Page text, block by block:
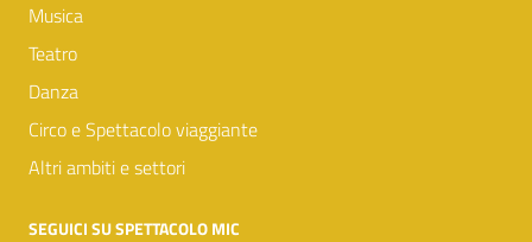
Musica
Teatro
Danza
Circo e Spettacolo viaggiante
Altri ambiti e settori
SEGUICI SU SPETTACOLO MIC